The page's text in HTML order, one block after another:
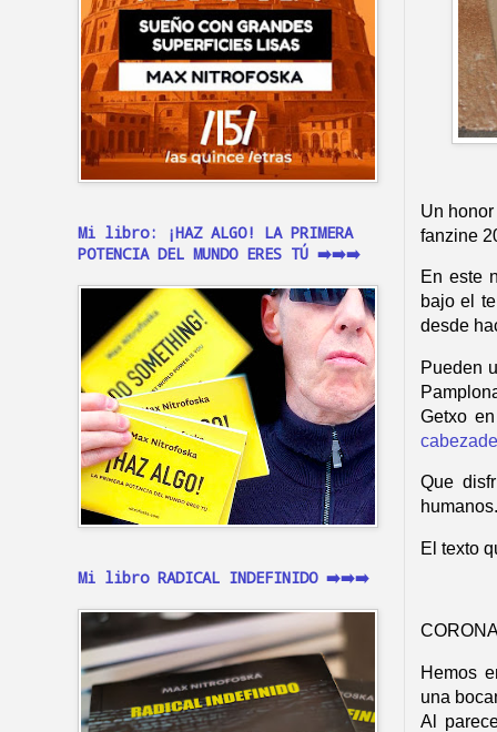
Un
fanzine
En este
bajo el
desde
Pueden
Getxo
Que
El texto
Hemos
una
Al
Mi libro: ¡HAZ ALGO! LA PRIMERA
POTENCIA DEL MUNDO ERES TÚ ➡️➡️➡️
Mi libro RADICAL INDEFINIDO ➡️➡️➡️